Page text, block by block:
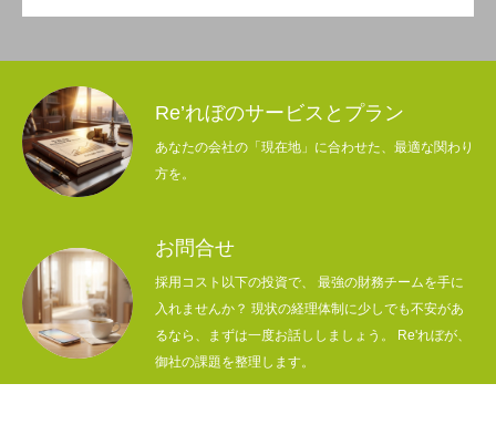
Re’れぼのサービスとプラン
あなたの会社の「現在地」に合わせた、最適な関わり
方を。
お問合せ
採用コスト以下の投資で、 最強の財務チームを手に
入れませんか？ 現状の経理体制に少しでも不安があ
るなら、まずは一度お話ししましょう。 Re'れぼが、
御社の課題を整理します。